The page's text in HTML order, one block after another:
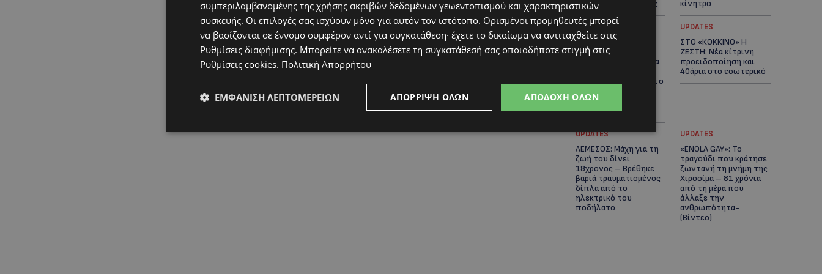
αστυνομικές έρευνες κίνητρο
UPDATES
ΛΑΤΣΙΑ-ΓΕΡΙ: Στο
επίκεντρο η
δημιουργία δομών για
ανήλικους – Αντιδρά ο
προϋποθέσεις το
Κίνημα Οικολόγων
UPDATES
ΣΤΟ «ΚΟΚΚΙΝΟ» Η
ΖΕΣΤΗ: Νέα κίτρινη
προειδοποίηση και
40άρια στο εσωτερικό
UPDATES
ΛΕΜΕΣΟΣ: Μάχη για τη
ζωή του δίνει
18χρονος – Βρέθηκε
βαριά τραυματισμένος
δίπλα από το
ηλεκτρικό του
ποδήλατο
UPDATES
«ENOLA GAY»: Το
τραγούδι που κράτησε
ζωντανή τη μνήμη της
Χιροσίμα – 81 χρόνια
από τη μέρα που
άλλαξε την
ανθρωπότητα-
(Bίντεο)
συμπεριλαμβανομένης της χρήσης ακριβών δεδομένων γεωεντοπισμού και χαρακτηριστικών
συσκευής. Οι επιλογές σας ισχύουν μόνο για αυτόν τον ιστότοπο. Ορισμένοι προμηθευτές μπορεί
να βασίζονται σε έννομο συμφέρον αντί για συγκατάθεση· έχετε το δικαίωμα να αντιταχθείτε στις
Ρυθμίσεις διαφήμισης. Μπορείτε να ανακαλέσετε τη συγκατάθεσή σας οποιαδήποτε στιγμή στις
Ρυθμίσεις cookies. Πολιτική Απορρήτου
ΑΠΟΔΟΧΉ ΌΛΩΝ
ΑΠΌΡΡΙΨΗ ΌΛΩΝ
ΕΜΦΆΝΙΣΗ ΛΕΠΤΟΜΕΡΕΙΏΝ